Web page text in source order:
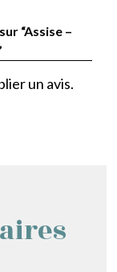
“Assise –
un avis.